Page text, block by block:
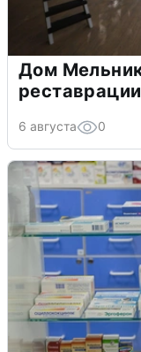
Дом
реставрации
6 августа 0